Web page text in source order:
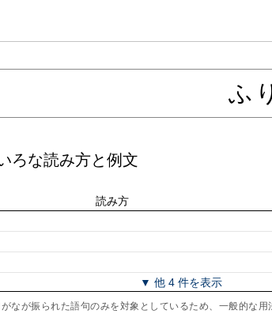
ふ
ろな読み方と例文
読み方
▼ 他 4 件を表示
なが振られた語句のみを対象としているため、一般的な用